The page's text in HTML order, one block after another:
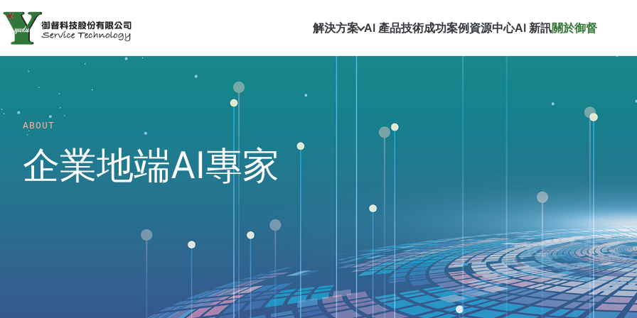
解決方案 AI 產品技術成功案例資源中心AI 新訊關於御督
ABOUT
企業地端AI專家